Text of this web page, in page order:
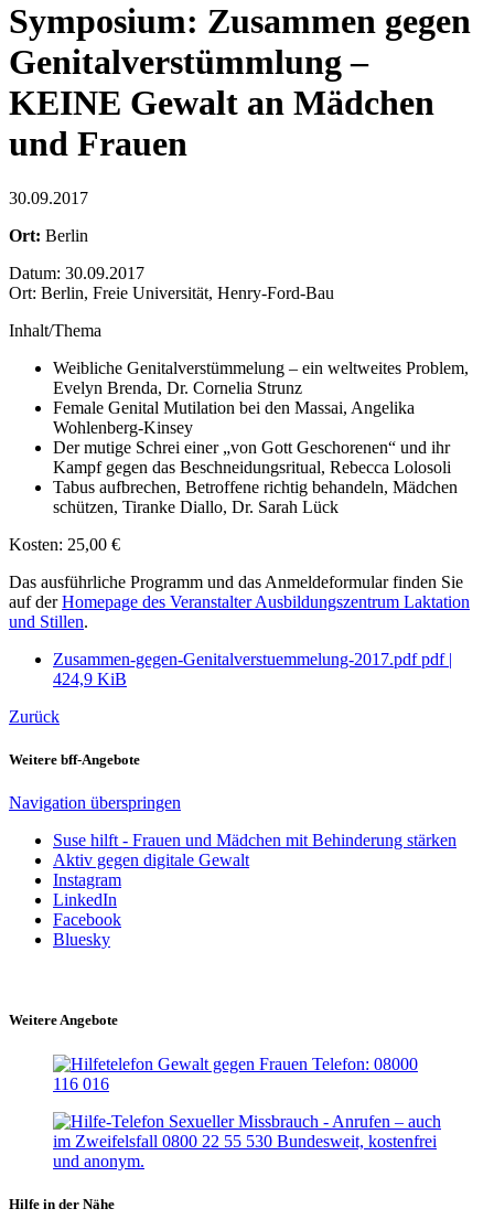
Symposium: Zusammen gegen
Genitalverstümmlung –
KEINE Gewalt an Mädchen
und Frauen
30.09.2017
Ort: Berlin
Datum: 30.09.2017
Ort: Berlin, Freie Universität, Henry-Ford-Bau
Inhalt/Thema
Weibliche Genitalverstümmelung – ein weltweites Problem,
Evelyn Brenda, Dr. Cornelia Strunz
Female Genital Mutilation bei den Massai, Angelika
Wohlenberg-Kinsey
Der mutige Schrei einer „von Gott Geschorenen“ und ihr
Kampf gegen das Beschneidungsritual, Rebecca Lolosoli
Tabus aufbrechen, Betroffene richtig behandeln, Mädchen
schützen, Tiranke Diallo, Dr. Sarah Lück
Kosten: 25,00 €
Das ausführliche Programm und das Anmeldeformular finden Sie
auf derHomepage des Veranstalter Ausbildungszentrum Laktation
und Stillen.
Zusammen-gegen-Genitalverstuemmelung-2017.pdfpdf|
424,9 KiB
Zurück
Weitere bff-Angebote
Navigation überspringen
Suse hilft - Frauen und Mädchen mit Behinderung stärken
Aktiv gegen digitale Gewalt
Instagram
LinkedIn
Facebook
Bluesky
Weitere Angebote
Hilfe in der Nähe